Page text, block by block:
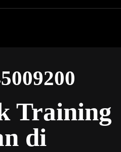
Training
di